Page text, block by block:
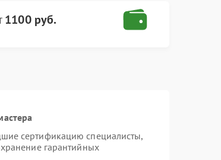
1100 руб.
сертификацию специалисты,
гарантийных